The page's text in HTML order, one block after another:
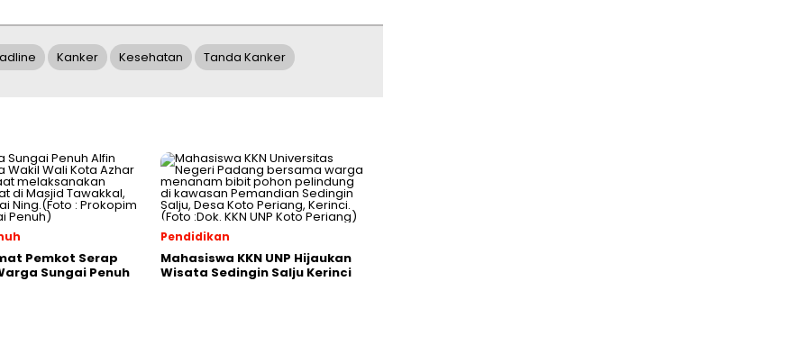
Kanker Kesehatan Tanda Kanker
Pemkot Serap
Sungai Penuh
Pendidikan
Mahasiswa KKN UNP Hijaukan
Wisata Sedingin Salju Kerinci